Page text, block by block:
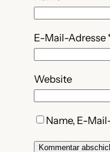
E-Mail-Adresse
Website
Name, E-